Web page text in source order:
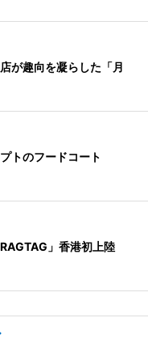
が趣向を凝らした「月
トのフードコート
」香港初上陸